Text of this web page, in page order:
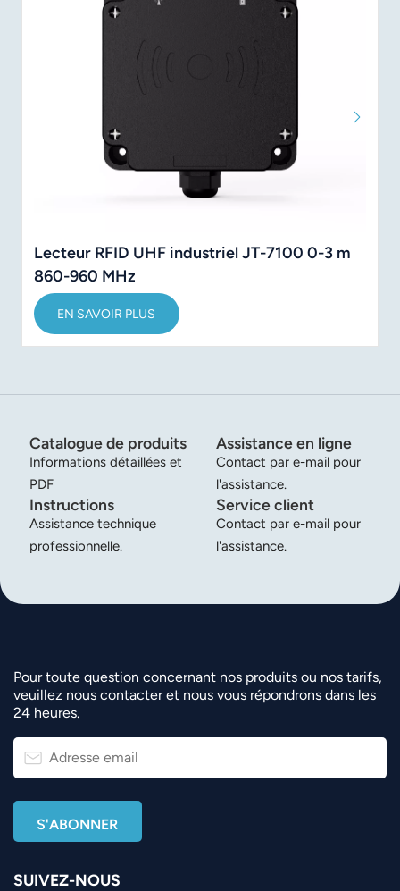
Lecteur RFID UHF industriel JT-7100 0-3 m
860-960 MHz
EN SAVOIR PLUS
Catalogue de produits
Informations détaillées et
PDF
Assistance en ligne
Contact par e-mail pour
l'assistance.
Instructions
Assistance technique
professionnelle.
Service client
Contact par e-mail pour
l'assistance.
Pour toute question concernant nos produits ou nos tarifs,
veuillez nous contacter et nous vous répondrons dans les
24 heures.
SUIVEZ-NOUS